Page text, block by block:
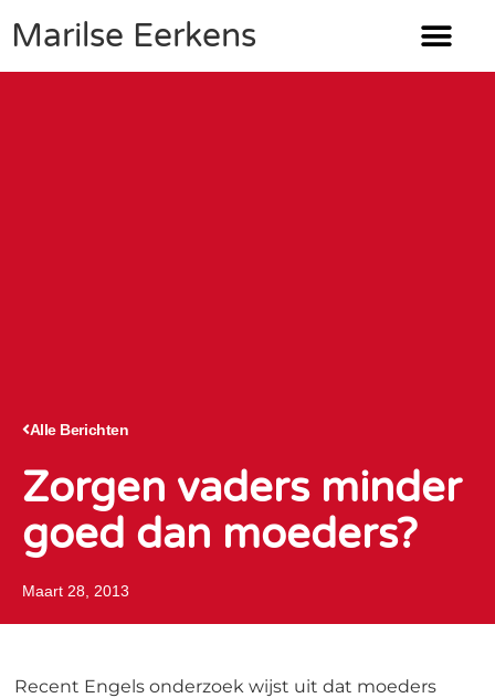
Marilse Eerkens
Alle Berichten
Zorgen vaders minder
goed dan moeders?
Maart 28, 2013
Recent Engels onderzoek wijst uit dat moeders